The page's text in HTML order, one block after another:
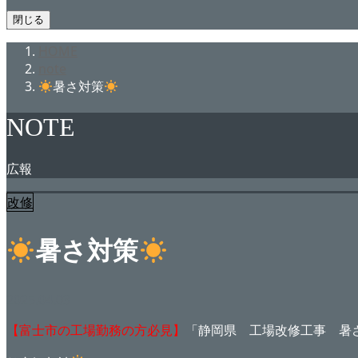
閉じる
暑さ対策
NOTE
広報
改修
暑さ対策
【富士市の工場勤務の方必見】
「静岡県 工場改修工事 暑